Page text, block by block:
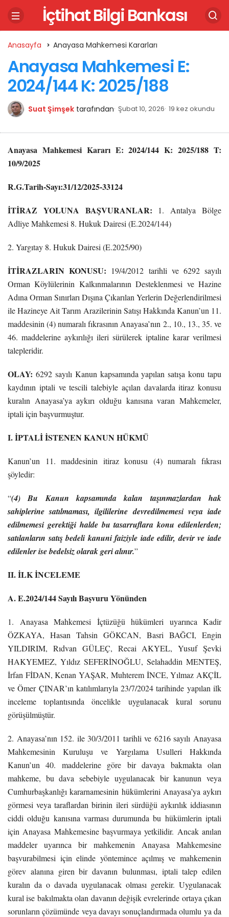
İçtihat Bilgi Bankası
Anasayfa Anayasa Mahkemesi Kararları
Anayasa Mahkemesi E:
2024/144 K: 2025/188
Suat Şimşek tarafından Şubat 10, 2026 19 kez okundu
Anayasa Mahkemesi Kararı E: 2024/144 K: 2025/188 T:
10/9/2025
R.G.Tarih-Sayı:31/12/2025-33124
İTİRAZ YOLUNA BAŞVURANLAR:
1. Antalya Bölge
Adliye Mahkemesi 8. Hukuk Dairesi (E.2024/144)
2. Yargıtay 8. Hukuk Dairesi (E.2025/90)
İTİRAZLARIN KONUSU: 19/4/2012 tarihli ve 6292 sayılı
Orman Köylülerinin Kalkınmalarının Desteklenmesi ve Hazine
Adına Orman Sınırları Dışına Çıkarılan Yerlerin Değerlendirilmesi
ile Hazineye Ait Tarım Arazilerinin Satışı Hakkında Kanun’un 11.
maddesinin (4) numaralı fıkrasının Anayasa’nın 2., 10., 13., 35. ve
46. maddelerine aykırılığı ileri sürülerek iptaline karar verilmesi
talepleridir.
OLAY: 6292 sayılı Kanun kapsamında yapılan satışa konu tapu
kaydının iptali ve tescili talebiyle açılan davalarda itiraz konusu
kuralın Anayasa’ya aykırı olduğu kanısına varan Mahkemeler,
iptali için başvurmuştur.
I. İPTALİ İSTENEN KANUN HÜKMÜ
Kanun’un 11. maddesinin itiraz konusu (4) numaralı fıkrası
şöyledir:
“(4) Bu Kanun kapsamında kalan taşınmazlardan hak
sahiplerine satılmaması, ilgililerine devredilmemesi veya iade
edilmemesi gerektiği halde bu tasarruflara konu edilenlerden;
satılanların satış bedeli kanuni faiziyle iade edilir, devir ve iade
edilenler ise bedelsiz olarak geri alınır.”
II. İLK İNCELEME
A. E.2024/144 Sayılı Başvuru Yönünden
1. Anayasa Mahkemesi İçtüzüğü hükümleri uyarınca Kadir
ÖZKAYA, Hasan Tahsin GÖKCAN, Basri BAĞCI, Engin
YILDIRIM, Rıdvan GÜLEÇ, Recai AKYEL, Yusuf Şevki
HAKYEMEZ, Yıldız SEFERİNOĞLU, Selahaddin MENTEŞ,
İrfan FİDAN, Kenan YAŞAR, Muhterem İNCE, Yılmaz AKÇİL
ve Ömer ÇINAR’ın katılımlarıyla 23/7/2024 tarihinde yapılan ilk
inceleme toplantısında öncelikle uygulanacak kural sorunu
görüşülmüştür.
2. Anayasa’nın 152. ile 30/3/2011 tarihli ve 6216 sayılı Anayasa
Mahkemesinin Kuruluşu ve Yargılama Usulleri Hakkında
Kanun’un 40. maddelerine göre bir davaya bakmakta olan
mahkeme, bu dava sebebiyle uygulanacak bir kanunun veya
Cumhurbaşkanlığı kararnamesinin hükümlerini Anayasa’ya aykırı
görmesi veya taraflardan birinin ileri sürdüğü aykırılık iddiasının
ciddi olduğu kanısına varması durumunda bu hükümlerin iptali
için Anayasa Mahkemesine başvurmaya yetkilidir. Ancak anılan
maddeler uyarınca bir mahkemenin Anayasa Mahkemesine
başvurabilmesi için elinde yöntemince açılmış ve mahkemenin
görev alanına giren bir davanın bulunması, iptali talep edilen
kuralın da o davada uygulanacak olması gerekir. Uygulanacak
kural ise bakılmakta olan davanın değişik evrelerinde ortaya çıkan
sorunların çözümünde veya davayı sonuçlandırmada olumlu ya da